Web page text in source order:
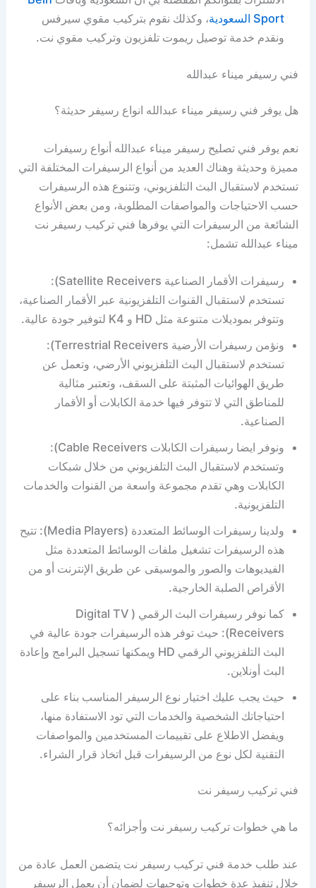
Sport السعودية
، وكذلك نقوم بتركيب مقوي سيرفس
ونقدم خدمة توصيل ريموت تلفزيون وتركيب مقوي نت.
فني رسيفر ميناء عبدالله
هل يوفر فني رسيفر ميناء عبدالله انواع رسيفر حديثة؟
نعم يوفر فني تصليح رسيفر ميناء عبدالله أنواع رسيفرات
مميزة وحديثة وهناك العديد من أنواع الرسيفرات المختلفة التي
تستخدم لاستقبال البث التلفزيوني، وتتنوع هذه الرسيفرات
حسب الاحتياجات والمواصفات المطلوبة، ومن بعض الأنواع
الشائعة من الرسيفرات التي يوفرها فني تركيب رسيفر نت
ميناء عبدالله تشمل:
رسيفرات الأقمار الصناعية Satellite Receivers):
تستخدم لاستقبال القنوات التلفزيونية عبر الأقمار الصناعية،
وتتوفر بموديلات متنوعة مثل HD و K4 لتوفير جودة عالية.
ونؤمن رسيفرات الأرضية Terrestrial Receivers):
تستخدم لاستقبال البث التلفزيوني الأرضي، وتعمل عن
طريق الهوائيات المثبتة على السقف، وتعتبر مثالية
للمناطق التي لا تتوفر فيها خدمة الكابلات أو الأقمار
الصناعية.
ونوفر ايضا رسيفرات الكابلات Cable Receivers):
وتستخدم لاستقبال البث التلفزيوني من خلال شبكات
الكابلات وهي تقدم مجموعة واسعة من القنوات والخدمات
التلفزيونية.
ولدينا رسيفرات الوسائط المتعددة (Media Players): تتيح
هذه الرسيفرات تشغيل ملفات الوسائط المتعددة مثل
الفيديوهات والصور والموسيقى عن طريق الإنترنت أو من
الأقراص الصلبة الخارجية.
كما نوفر رسيفرات البث الرقمي ( Digital TV
Receivers): حيث توفر هذه الرسيفرات جودة عالية في
البث التلفزيوني الرقمي HD ويمكنها تسجيل البرامج وإعادة
البث أونلاين.
حيث يجب عليك اختيار نوع الرسيفر المناسب بناء على
احتياجاتك الشخصية والخدمات التي تود الاستفادة منها،
ويفضل الاطلاع على تقييمات المستخدمين والمواصفات
التقنية لكل نوع من الرسيفرات قبل اتخاذ قرار الشراء.
فني تركيب رسيفر نت
ما هي خطوات تركيب رسيفر نت وأجزائه؟
عند طلب خدمة فني تركيب رسيفر نت يتضمن العمل عادة من
خلال تنفيذ عدة خطوات وتوجيهات لضمان أن يعمل الرسيفر